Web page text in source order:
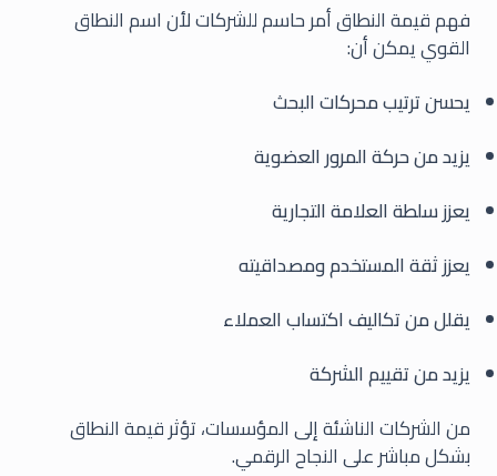
فهم قيمة النطاق أمر حاسم للشركات لأن اسم النطاق
القوي يمكن أن:
يحسن ترتيب محركات البحث
يزيد من حركة المرور العضوية
يعزز سلطة العلامة التجارية
يعزز ثقة المستخدم ومصداقيته
يقلل من تكاليف اكتساب العملاء
يزيد من تقييم الشركة
من الشركات الناشئة إلى المؤسسات، تؤثر قيمة النطاق
بشكل مباشر على النجاح الرقمي.